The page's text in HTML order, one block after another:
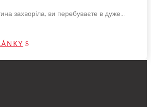
захворіла, ви перебуваєте в дуже...